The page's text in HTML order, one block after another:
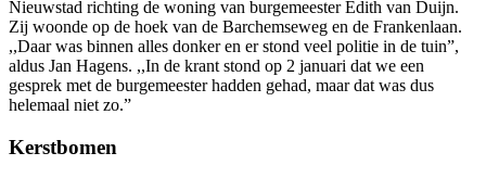
Nieuwstad richting de woning van burgemeester Edith van Duijn.
Zij woonde op de hoek van de Barchemseweg en de Frankenlaan.
,,Daar was binnen alles donker en er stond veel politie in de tuin”,
aldus Jan Hagens. ,,In de krant stond op 2 januari dat we een
gesprek met de burgemeester hadden gehad, maar dat was dus
helemaal niet zo.”
Kerstbomen